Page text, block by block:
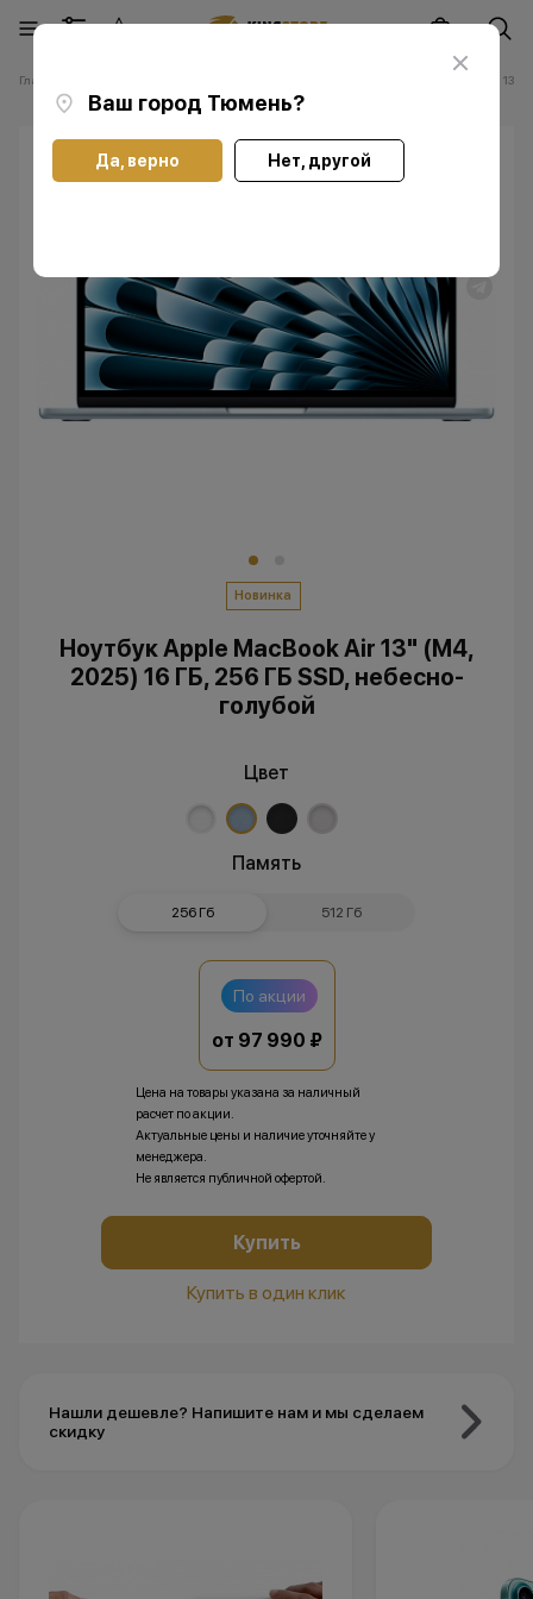
Ваш город Тюмень?
Да, верно Нет, другой
Главная Ноутбуки Apple MacBook Air 13 M4
Новинка
Ноутбук Apple MacBook Air 13" (M4,
2025) 16 ГБ, 256 ГБ SSD, небесно-
голубой
Цвет
Память
256 Гб 512 Гб
По акции
от 97 990 ₽
Цена на товары указана за наличный
расчет по акции.
Актуальные цены и наличие уточняйте у
менеджера.
Не является публичной офертой.
Купить
Купить в один клик
Нашли дешевле? Напишите нам и мы сделаем
скидку